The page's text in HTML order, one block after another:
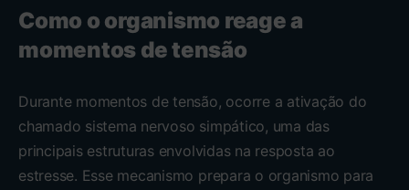
Como o organismo reage a
momentos de tensão
Durante momentos de tensão, ocorre a ativação do
chamado sistema nervoso simpático, uma das
principais estruturas envolvidas na resposta ao
estresse. Esse mecanismo prepara o organismo para